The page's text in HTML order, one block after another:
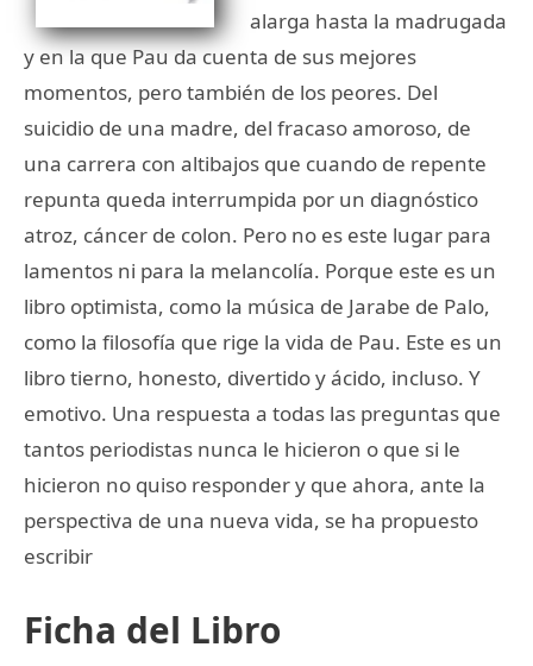
alarga hasta la madrugada
y en la que Pau da cuenta de sus mejores
momentos, pero también de los peores. Del
suicidio de una madre, del fracaso amoroso, de
una carrera con altibajos que cuando de repente
repunta queda interrumpida por un diagnóstico
atroz, cáncer de colon. Pero no es este lugar para
lamentos ni para la melancolía. Porque este es un
libro optimista, como la música de Jarabe de Palo,
como la filosofía que rige la vida de Pau. Este es un
libro tierno, honesto, divertido y ácido, incluso. Y
emotivo. Una respuesta a todas las preguntas que
tantos periodistas nunca le hicieron o que si le
hicieron no quiso responder y que ahora, ante la
perspectiva de una nueva vida, se ha propuesto
escribir
Ficha del Libro